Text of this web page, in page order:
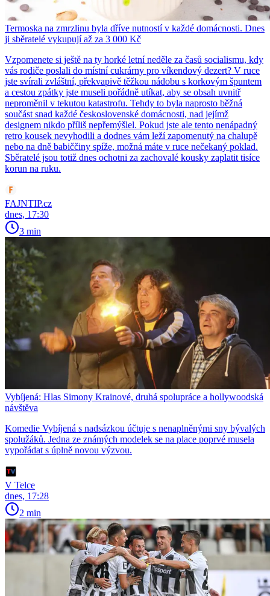
Termoska na zmrzlinu byla dříve nutností v každé domácnosti. Dnes
ji sběratelé vykupují až za 3 000 Kč
Vzpomenete si ještě na ty horké letní neděle za časů socialismu, kdy
vás rodiče poslali do místní cukrárny pro víkendový dezert? V ruce
jste svírali zvláštní, překvapivě těžkou nádobu s korkovým špuntem
a cestou zpátky jste museli pořádně utíkat, aby se obsah uvnitř
neproměnil v tekutou katastrofu. Tehdy to byla naprosto běžná
součást snad každé československé domácnosti, nad jejímž
designem nikdo příliš nepřemýšlel. Pokud jste ale tento nenápadný
retro kousek nevyhodili a dodnes vám leží zapomenutý na chalupě
nebo na dně babiččiny spíže, možná máte v ruce nečekaný poklad.
Sběratelé jsou totiž dnes ochotni za zachovalé kousky zaplatit tisíce
korun na ruku.
FAJNTIP.cz
dnes, 17:30
3 min
Vybíjená: Hlas Simony Krainové, druhá spolupráce a hollywoodská
návštěva
Komedie Vybíjená s nadsázkou účtuje s nenaplněnými sny bývalých
spolužáků. Jedna ze známých modelek se na place poprvé musela
vypořádat s úplně novou výzvou.
V Telce
dnes, 17:28
2 min